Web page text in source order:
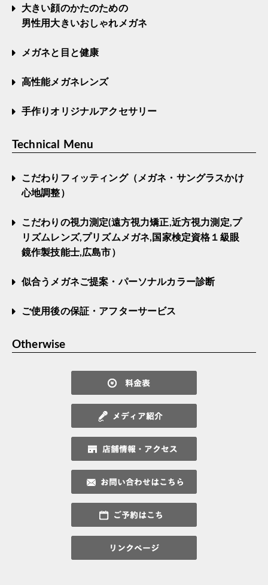
大きい顔のかたのための
男性用大きいおしゃれメガネ
メガネと目と健康
高性能メガネレンズ
手作りオリジナルアクセサリー
Technical Menu
こだわりフィッティング（メガネ・サングラスかけ
心地調整）
こだわりの視力測定(遠方視力矯正,近方視力測定,プ
リズムレンズ,プリズムメガネ,国家検定資格１級眼
鏡作製技能士,広島市）
似合うメガネご提案・パーソナルカラー診断
ご使用後の保証・アフターサービス
Otherwise